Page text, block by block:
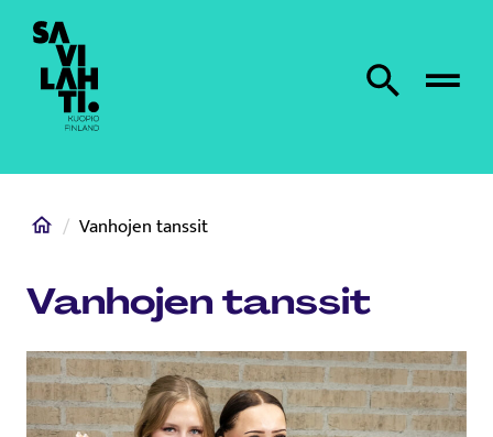
Etusivulle
Etsi sivustolta
HomeVanhojen tanssit
Vanhojen tanssit